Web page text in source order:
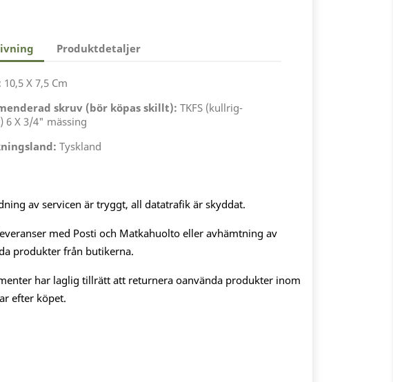
Produktdetaljer
10,5 X 7,5 Cm
skruv (bör köpas skillt): TKFS (kullrig-
6 X 3/4" mässing
Tyskland
av servicen är tryggt, all datatrafik är skyddat.
med Posti och Matkahuolto eller avhämtning av
produkter från butikerna.
har laglig tillrätt att returnera oanvända produkter inom
efter köpet.